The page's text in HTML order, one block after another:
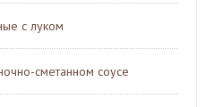
с луком
сметанном соусе